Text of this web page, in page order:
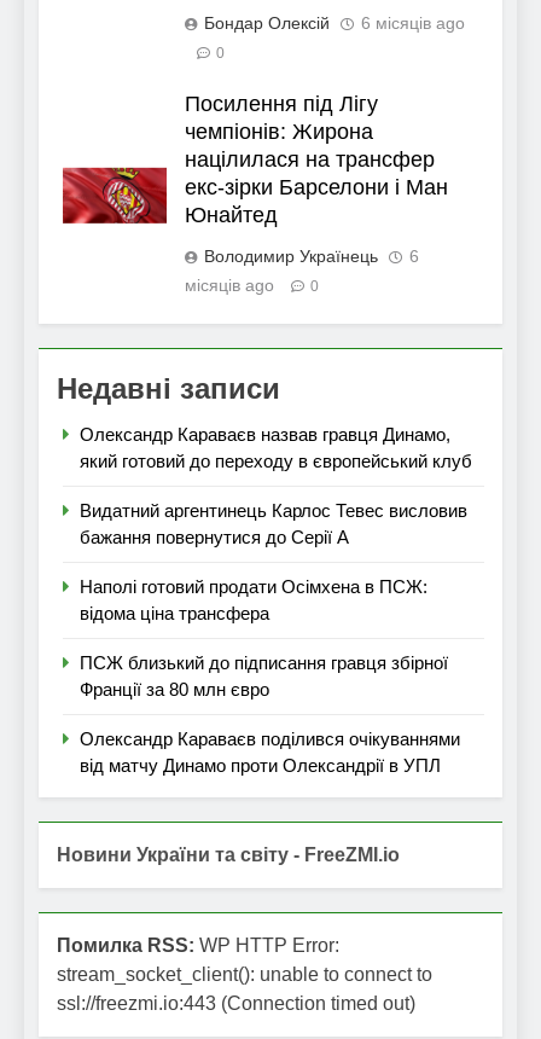
Бондар Олексій 6 місяців ago
0
Посилення під Лігу
чемпіонів: Жирона
націлилася на трансфер
екс-зірки Барселони і Ман
Юнайтед
Володимир Українець
6
місяців ago
0
Недавні записи
Олександр Караваєв назвав гравця Динамо,
який готовий до переходу в європейський клуб
Видатний аргентинець Карлос Тевес висловив
бажання повернутися до Серії А
Наполі готовий продати Осімхена в ПСЖ:
відома ціна трансфера
ПСЖ близький до підписання гравця збірної
Франції за 80 млн євро
Олександр Караваєв поділився очікуваннями
від матчу Динамо проти Олександрії в УПЛ
Новини України та світу - FreeZMI.io
Помилка RSS: WP HTTP Error:
stream_socket_client(): unable to connect to
ssl://freezmi.io:443 (Connection timed out)